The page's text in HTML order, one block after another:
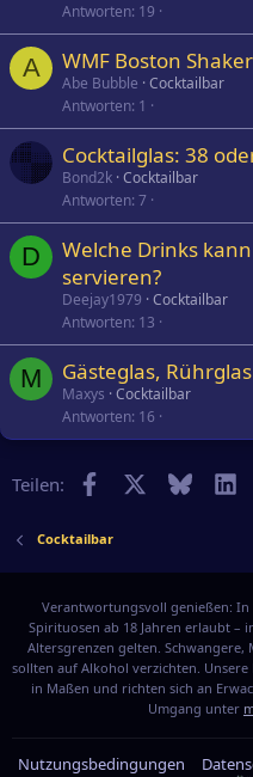
Antworten 19
A WMF Boston
Abe Bubble Cocktailbar
Antworten 1
Cocktailglas: 38
Bond2k Cocktailbar
Antworten 7
D
Welche Drinks
servieren?
Deejay1979 Cocktailbar
Antworten 13
M Gästeglas, Rührglas
Maxys Cocktailbar
Antworten 16
Teilen: Facebook Bluesky
Cocktailbar
Verantwortungsvoll genießen: In
Spirituosen ab 18 Jahren erlaubt –
Altersgrenzen gelten.
sollten auf Alkohol verzichten. Unsere
in Maßen und richten sich an
Umgang unter
Nutzungsbedingungen